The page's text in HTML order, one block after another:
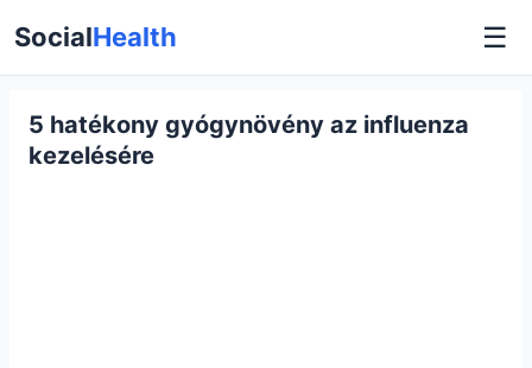
SocialHealth ☰
5 hatékony gyógynövény az influenza
kezelésére